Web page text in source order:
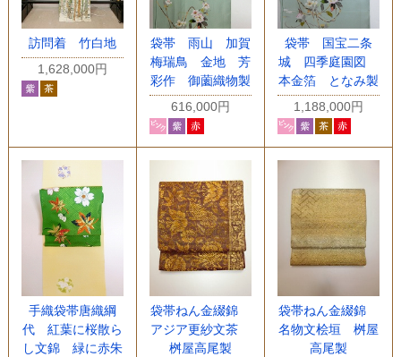
訪問着 竹白地
1,628,000円
袋帯 雨山 加賀
梅瑞鳥 金地 芳
彩作 御薗織物製
616,000円
袋帯 国宝二条
城 四季庭園図
本金箔 となみ製
1,188,000円
手織袋帯唐織綱
代 紅葉に桜散ら
し文錦 緑に赤朱
袋帯ねん金綴錦
アジア更紗文茶
桝屋高尾製
袋帯ねん金綴錦
名物文桧垣 桝屋
高尾製